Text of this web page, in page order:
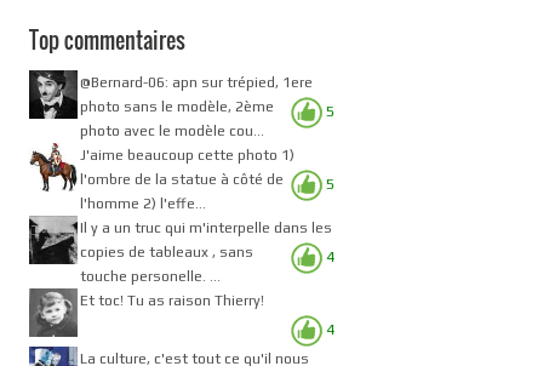
Top commentaires
5
@Bernard-06: apn sur trépied, 1ere
photo sans le modèle, 2ème
photo avec le modèle cou...
5
J'aime beaucoup cette photo 1)
l'ombre de la statue à côté de
l'homme 2) l'effe...
4
Il y a un truc qui m'interpelle dans les
copies de tableaux , sans
touche personelle. ...
4
Et toc! Tu as raison Thierry!
La culture, c'est tout ce qu'il nous